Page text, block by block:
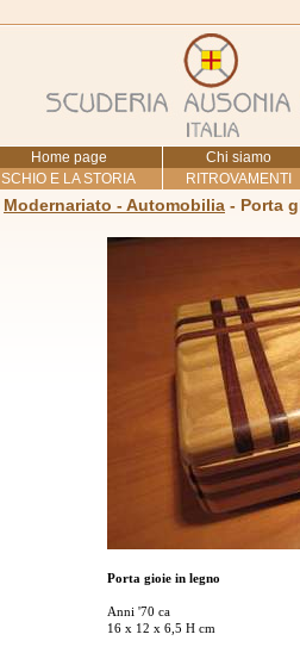
Home page
Chi siamo
SCHIO E LA STORIA
RITROVAMENTI
Modernariato - Automobilia - Porta
Porta gioie in legno
Anni '70 ca
16 x 12 x 6,5 H cm